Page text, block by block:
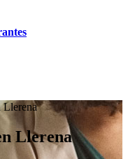
Llerena
Llerena